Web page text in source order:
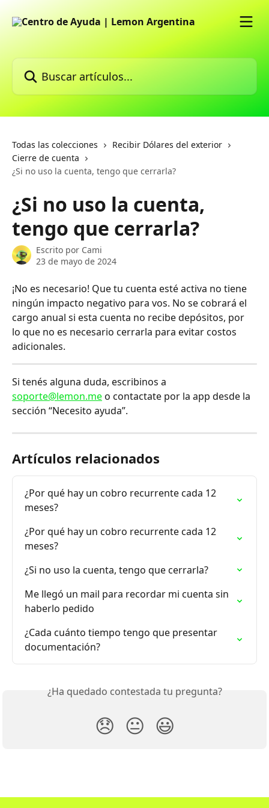
Todas las colecciones
Recibir Dólares del exterior
Cierre de cuenta
¿Si no uso la cuenta, tengo que cerrarla?
¿Si no uso la cuenta,
tengo que cerrarla?
Escrito por Cami
23 de mayo de 2024
¡No es necesario! Que tu cuenta esté activa no tiene
ningún impacto negativo para vos. No se cobrará el
cargo anual si esta cuenta no recibe depósitos, por
lo que no es necesario cerrarla para evitar costos
adicionales.
Si tenés alguna duda, escribinos a
soporte@lemon.me o contactate por la app desde la
sección “Necesito ayuda”.
Artículos relacionados
¿Por qué hay un cobro recurrente cada 12
meses?
¿Por qué hay un cobro recurrente cada 12
meses?
¿Si no uso la cuenta, tengo que cerrarla?
Me llegó un mail para recordar mi cuenta sin
haberlo pedido
¿Cada cuánto tiempo tengo que presentar
documentación?
¿Ha quedado contestada tu pregunta?
😞 😐 😃